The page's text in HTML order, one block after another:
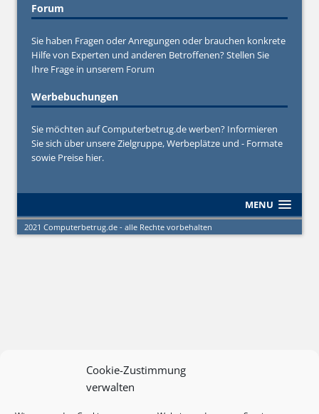
Cookie-Zustimmung
verwalten
Forum
Sie haben Fragen oder Anregungen oder brauchen konkrete
Hilfe von Experten und anderen Betroffenen? Stellen Sie
Ihre Frage in unserem Forum
Werbebuchungen
Sie möchten auf Computerbetrug.de werben? Informieren
Sie sich über unsere Zielgruppe, Werbeplätze und - Formate
sowie Preise hier.
MENU
2021 Computerbetrug.de - alle Rechte vorbehalten